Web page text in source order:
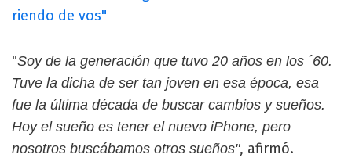
riendo de vos"
"Soy de la generación que tuvo 20 años en los ´60.
Tuve la dicha de ser tan joven en esa época, esa
fue la última década de buscar cambios y sueños.
Hoy el sueño es tener el nuevo iPhone, pero
nosotros buscábamos otros sueños", afirmó.